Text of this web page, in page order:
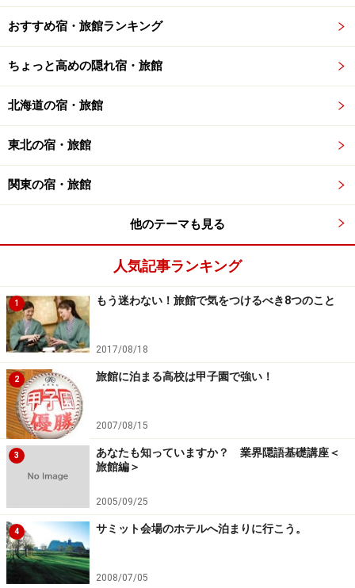
おすすめ宿・旅館ランキング
ちょっと高めの隠れ宿・旅館
北海道の宿・旅館
東北の宿・旅館
関東の宿・旅館
他のテーマも見る
人気記事ランキング
1 もう迷わない！旅館で気をつけるべき8つのこと
2017/08/18
2 旅館に泊まる高校は甲子園で強い！
2007/08/15
3
あなたも知っていますか？ 業界隠語基礎講座＜
旅館編＞
2005/09/25
4 サミット会場のホテルへ泊まりに行こう。
2008/07/05